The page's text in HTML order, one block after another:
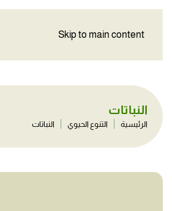
Skip to main content
النباتات
الرئيسية التنوع الحيوي النباتات